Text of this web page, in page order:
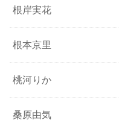
根岸実花
根本京里
桃河りか
桑原由気